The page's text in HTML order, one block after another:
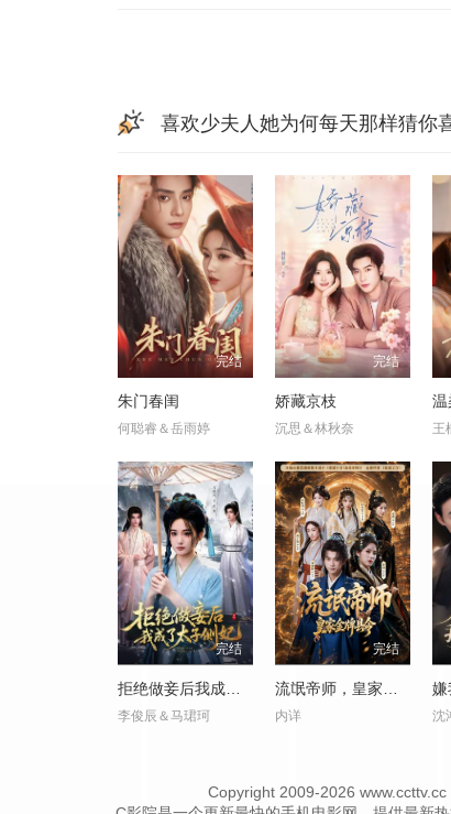
喜欢少夫人她为何每天那样猜你
完结
朱门春闺
何聪睿＆岳雨婷
完结
娇藏京枝
沉思＆林秋奈
温
王
完结
李俊辰＆马珺珂
完结
内详 沈
Copyright 2009-2026